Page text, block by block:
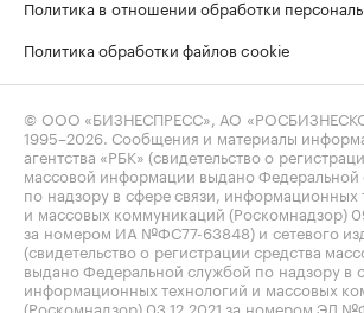
Политика в отношении обработки
Политика обработки файлов cookie
© ООО «БИЗНЕСПРЕСС», АО
1995–2026 . Сообщения и материалы
агентства «РБК» (свидетельство о
массовой информации выдано Федеральной
по надзору в сфере связи, информационных
и массовых коммуникаций (Роскомнадзор)
за номером ИА №ФС77-63848) и сетевого
(свидетельство о регистрации средства
выдано Федеральной службой по надзору в
информационных технологий и массовых
(Роскомнадзор) 03.12.2021 за номером ЭЛ